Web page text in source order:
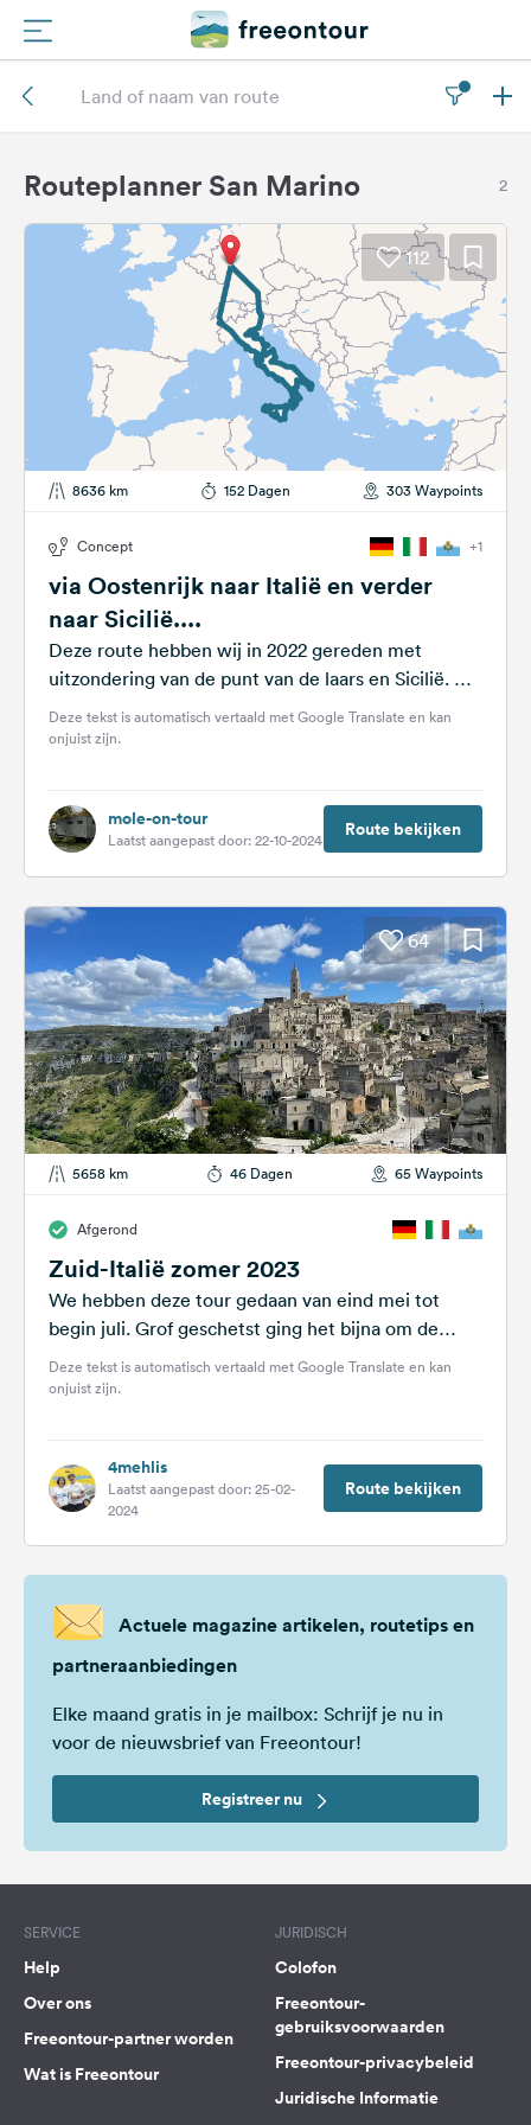
Routes
Campings
Magazine
Partners
Registreren
Inloggen
Nieuwsbrief
Feedback
Taal:
Nederlands
ons
op
Facebook
Routeplanner San Marino 2
112
8636 km 152 Dagen 303 Waypoints
Concept +1
via Oostenrijk naar Italië en verder
naar Sicilië....
Deze route hebben wij in 2022 gereden met
uitzondering van de punt van de laars en Sicilië. Nu
zijn we van...
Deze tekst is automatisch vertaald met Google Translate en kan
onjuist zijn.
mole-on-tour
Laatst aangepast door: 22-10-2024 Route bekijken
64
5658 km 46 Dagen 65 Waypoints
Afgerond
Zuid-Italië zomer 2023
We hebben deze tour gedaan van eind mei tot
begin juli. Grof geschetst ging het bijna om de
kofferbak heen...
Deze tekst is automatisch vertaald met Google Translate en kan
onjuist zijn.
4mehlis
Laatst aangepast door: 25-02-
2024
Route bekijken
Actuele magazine artikelen, routetips en
partneraanbiedingen
Elke maand gratis in je mailbox: Schrijf je nu in
voor de nieuwsbrief van Freeontour!
Registreer nu
SERVICE
Help
Over ons
Freeontour-partner worden
Wat is Freeontour
JURIDISCH
Colofon
Freeontour-
gebruiksvoorwaarden
Freeontour-privacybeleid
Juridische Informatie